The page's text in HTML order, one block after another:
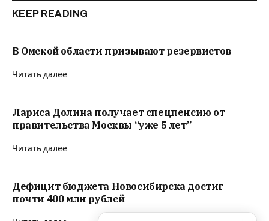
KEEP READING
В Омской области призывают резервистов
Читать далее
Лариса Долина получает спецпенсию от
правительства Москвы “уже 5 лет”
Читать далее
Дефицит бюджета Новосибирска достиг
почти 400 млн рублей